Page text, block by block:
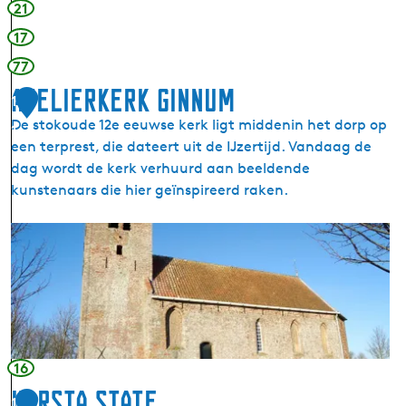
21
17
77
1
1
Atelierkerk Ginnum
De stokoude 12e eeuwse kerk ligt middenin het dorp op
een terprest, die dateert uit de IJzertijd. Vandaag de
dag wordt de kerk verhuurd aan beeldende
kunstenaars die hier geïnspireerd raken.
A
t
e
l
i
e
r16
1